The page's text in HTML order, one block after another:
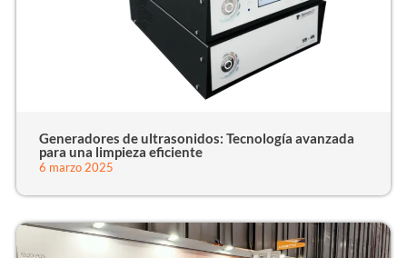
Generadores de ultrasonidos: Tecnología avanzada
para una limpieza eficiente
6 marzo 2025